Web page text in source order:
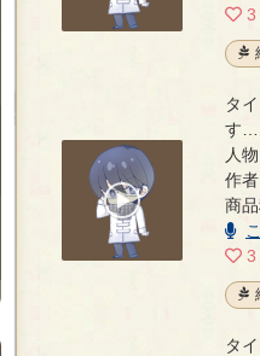
3
本当は
タ
す…
人物
作者
商
3
タ